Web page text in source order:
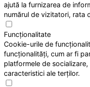
ajută la furnizarea de
numărul de vizitatori, rata
Funcționalitate
Cookie-urile de
funcționalități, cum ar fi
platformele de
caracteristici ale terților.